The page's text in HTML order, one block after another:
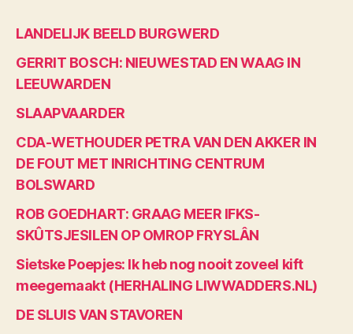
LANDELIJK BEELD BURGWERD
GERRIT BOSCH: NIEUWESTAD EN WAAG IN
LEEUWARDEN
SLAAPVAARDER
CDA-WETHOUDER PETRA VAN DEN AKKER IN
DE FOUT MET INRICHTING CENTRUM
BOLSWARD
ROB GOEDHART: GRAAG MEER IFKS-
SKÛTSJESILEN OP OMROP FRYSLÂN
Sietske Poepjes: Ik heb nog nooit zoveel kift
meegemaakt (HERHALING LIWWADDERS.NL)
DE SLUIS VAN STAVOREN